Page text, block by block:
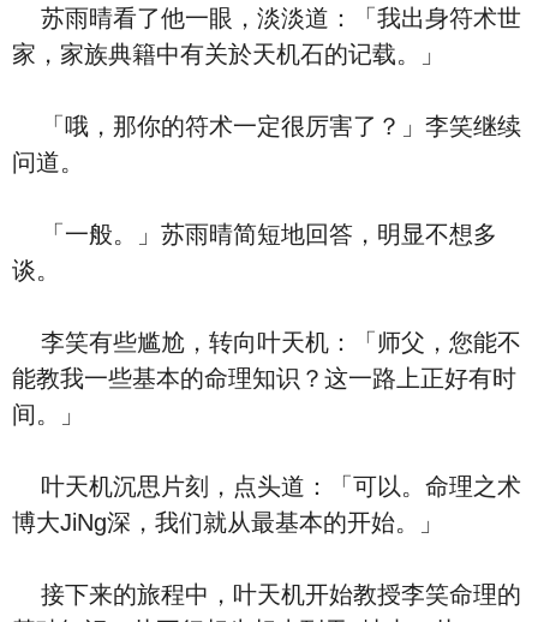
苏雨晴看了他一眼，淡淡道：「我出身符术世
家，家族典籍中有关於天机石的记载。」
「哦，那你的符术一定很厉害了？」李笑继续
问道。
「一般。」苏雨晴简短地回答，明显不想多
谈。
李笑有些尴尬，转向叶天机：「师父，您能不
能教我一些基本的命理知识？这一路上正好有时
间。」
叶天机沉思片刻，点头道：「可以。命理之术
博大JiNg深，我们就从最基本的开始。」
接下来的旅程中，叶天机开始教授李笑命理的